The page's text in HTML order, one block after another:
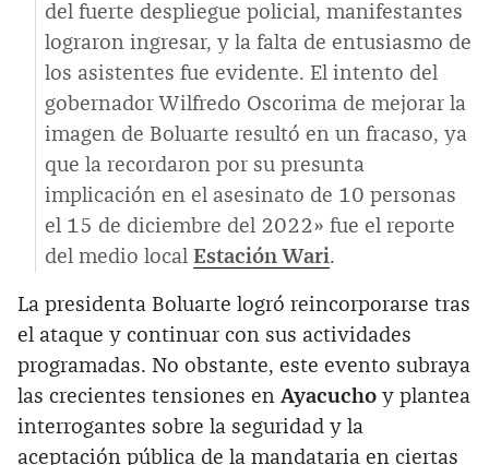
del fuerte despliegue policial, manifestantes
lograron ingresar, y la falta de entusiasmo de
los asistentes fue evidente. El intento del
gobernador Wilfredo Oscorima de mejorar la
imagen de Boluarte resultó en un fracaso, ya
que la recordaron por su presunta
implicación en el asesinato de 10 personas
el 15 de diciembre del 2022» fue el reporte
del medio local Estación Wari.
La presidenta Boluarte logró reincorporarse tras
el ataque y continuar con sus actividades
programadas. No obstante, este evento subraya
las crecientes tensiones en Ayacucho y plantea
interrogantes sobre la seguridad y la
aceptación pública de la mandataria en ciertas